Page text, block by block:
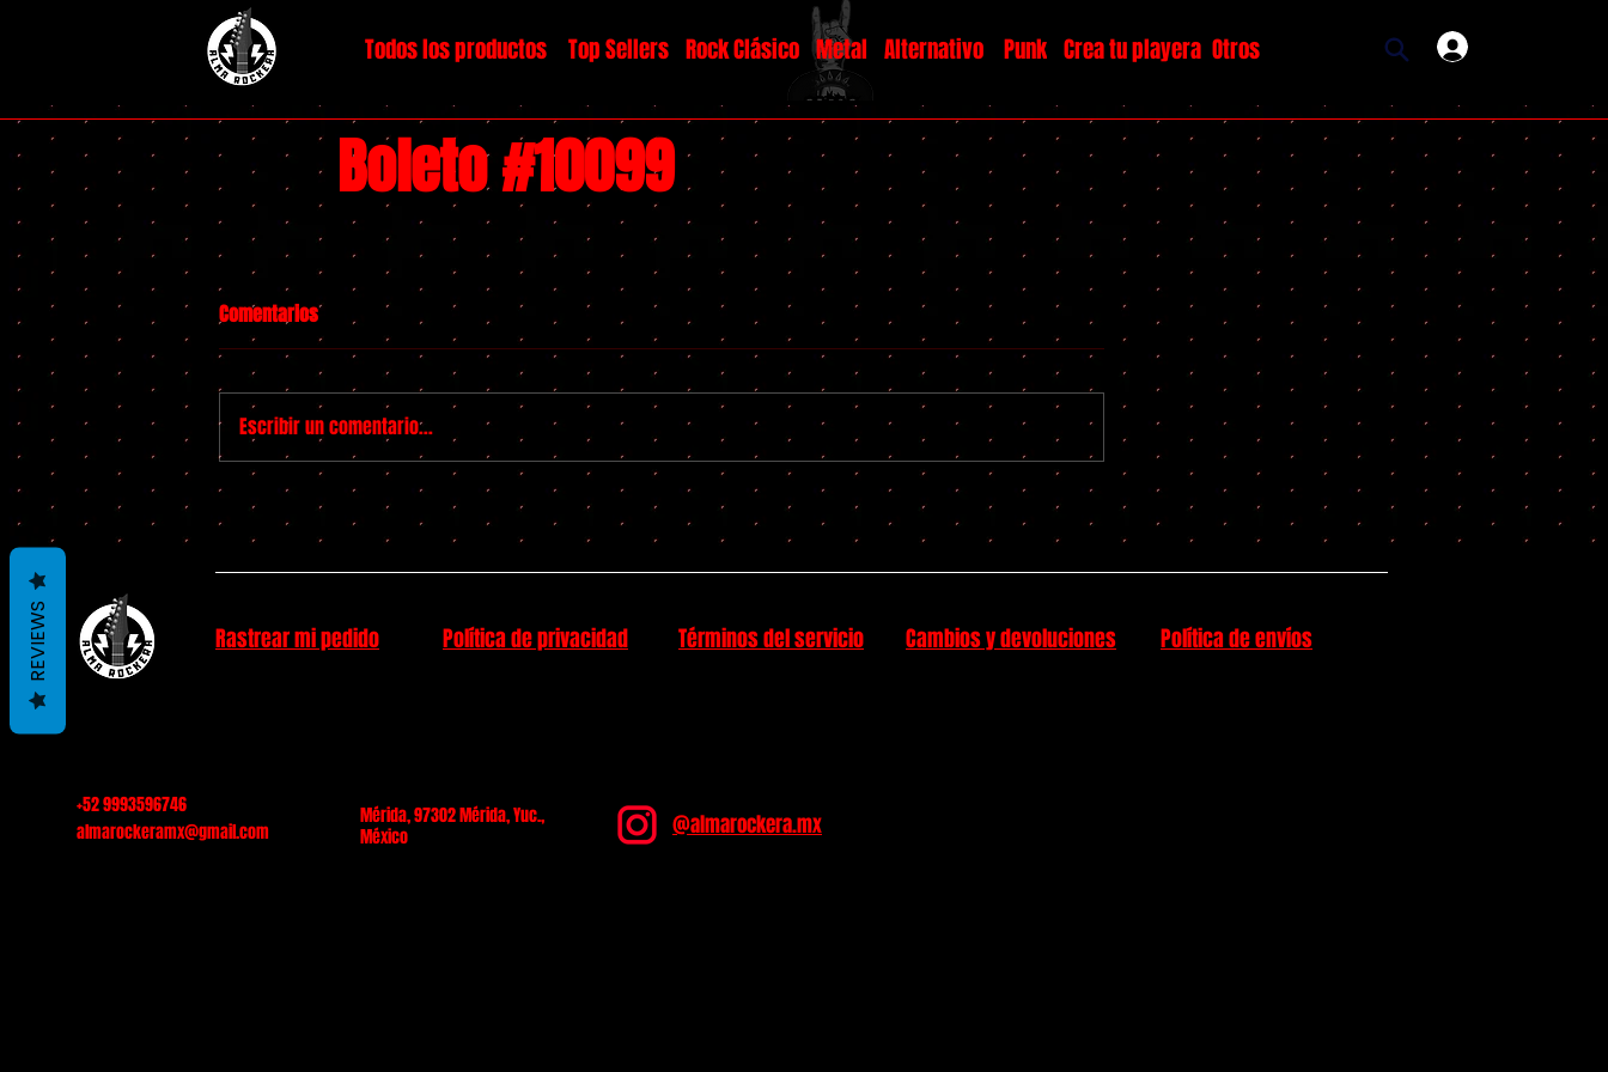
Top Sellers Rock Clásico Metal Alternativo Punk Crea tu playera Otros
Todos los productos
Boleto #10099
Comentarios
Escribir un comentario...
Rastrear mi pedido Política de privacidad Términos del servicio Cambios y devoluciones Política de envíos
+52 9993596746
almarockeramx@gmail.com
Mérida, 97302 Mérida, Yuc.,
México
@almarockera.mx
REVIEWS